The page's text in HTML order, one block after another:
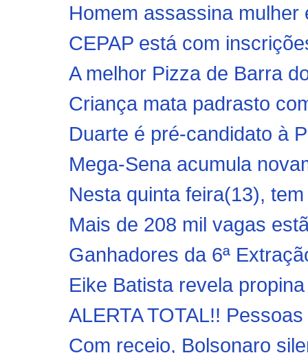
Homem assassina
CEPAP está com
A melhor Pizza de Barra
Criança mata padrasto
Duarte é pré-candidato à
Mega-Sena acumula
Nesta quinta feira(13),
Mais de 208 mil vagas
Ganhadores da 6ª
Eike Batista revela
ALERTA TOTAL!!
Com receio, Bolsonaro